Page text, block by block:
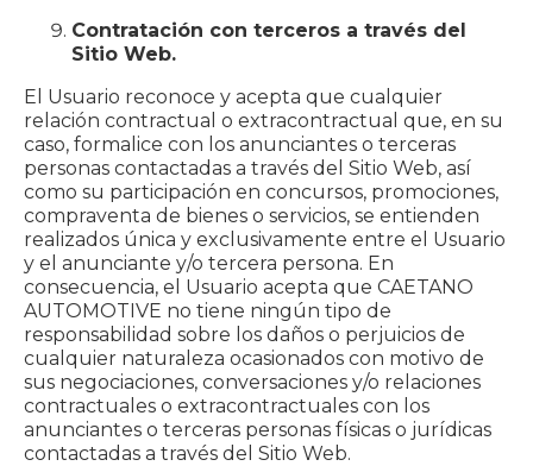
Contratación con terceros a través del
Sitio Web.
El Usuario reconoce y acepta que cualquier
relación contractual o extracontractual que, en su
caso, formalice con los anunciantes o terceras
personas contactadas a través del Sitio Web, así
como su participación en concursos, promociones,
compraventa de bienes o servicios, se entienden
realizados única y exclusivamente entre el Usuario
y el anunciante y/o tercera persona. En
consecuencia, el Usuario acepta que CAETANO
AUTOMOTIVE no tiene ningún tipo de
responsabilidad sobre los daños o perjuicios de
cualquier naturaleza ocasionados con motivo de
sus negociaciones, conversaciones y/o relaciones
contractuales o extracontractuales con los
anunciantes o terceras personas físicas o jurídicas
contactadas a través del Sitio Web.